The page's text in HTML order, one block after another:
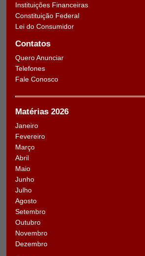
Instituições Financeiras
Constituição Federal
Lei do Consumidor
Contatos
Quero Anunciar
Telefones
Fale Conosco
Matérias 2026
Janeiro
Fevereiro
Março
Abril
Maio
Junho
Julho
Agosto
Setembro
Outubro
Novembro
Dezembro